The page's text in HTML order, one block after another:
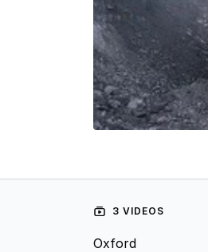
3 VIDEOS
Oxford